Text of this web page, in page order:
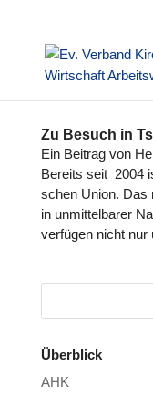
Zu Besuch in
Ein Beitrag von
Bereits seit 2004
schen Union. Das
in unmit­tel­ba­rer
verfügen nicht nur
Überblick
AHK